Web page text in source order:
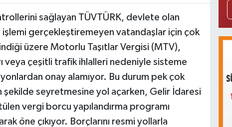
sağlayan TÜVTÜRK, devlete olan
işlemi gerçekleştiremeyen vatandaşlar için çok
üzere Motorlu Taşıtlar Vergisi (MTV),
veya çeşitli trafik ihlalleri nedeniyle sisteme
onay alamıyor. Bu durum pek çok
şekilde seyretmesine yol açarken, Gelir İdaresi
vergi borcu yapılandırma programı
öne çıkıyor. Borçlarını resmi yollarla